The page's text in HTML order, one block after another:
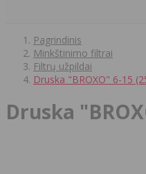
Pagrindinis
Minkštinimo filtrai
Filtrų užpildai
Druska "BROXO" 6-15
Druska